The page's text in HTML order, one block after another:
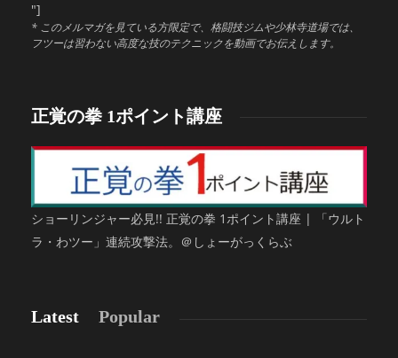
"]
* このメルマガを見ている方限定で、格闘技ジムや少林寺道場では、
フツーは習わない高度な技のテクニックを動画でお伝えします。
正覚の拳 1ポイント講座
ショーリンジャー必見!! 正覚の拳 1ポイント講座 | 「ウルト
ラ・わツー」連続攻撃法。＠しょーがっくらぶ
Latest Popular